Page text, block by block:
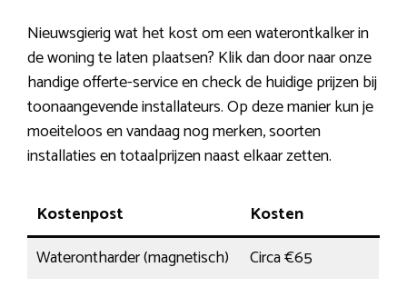
Nieuwsgierig wat het kost om een waterontkalker in
de woning te laten plaatsen? Klik dan door naar onze
handige offerte-service en check de huidige prijzen bij
toonaangevende installateurs. Op deze manier kun je
moeiteloos en vandaag nog merken, soorten
installaties en totaalprijzen naast elkaar zetten.
Kostenpost
Kosten
Waterontharder (magnetisch)
Circa €65